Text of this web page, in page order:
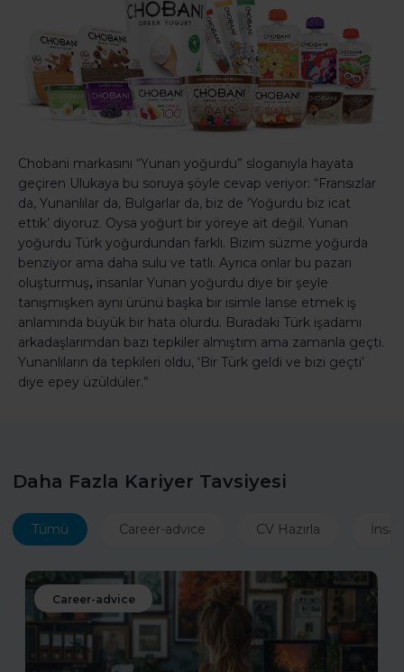
Chobani markasını “Yunan yoğurdu” sloganıyla hayata
geçiren Ulukaya bu soruya şöyle cevap veriyor: “Fransızlar
da, Yunanlılar da, Bulgarlar da, biz de ‘Yoğurdu biz icat
ettik’ diyoruz. Oysa yoğurt bir yöreye ait değil. Yunan
yoğurdu Türk yoğurdundan farklı. Bizim süzme yoğurda
benziyor ama daha sulu ve tatlı. Ayrıca onlar bu pazarı
oluşturmuş, insanlar Yunan yoğurdu diye bir şeyle
tanışmışken aynı ürünü başka bir isimle lanse etmek iş
anlamında büyük bir hata olurdu. Buradaki Türk işadamı
arkadaşlarımdan bazı tepkiler almıştım ama zamanla geçti.
Yunanlıların da tepkileri oldu, ‘Bir Türk geldi ve bizi geçti’
diye epey üzüldüler.”
Daha Fazla Kariyer Tavsiyesi
Tümü Career-advice CV Hazırla
Career-advice